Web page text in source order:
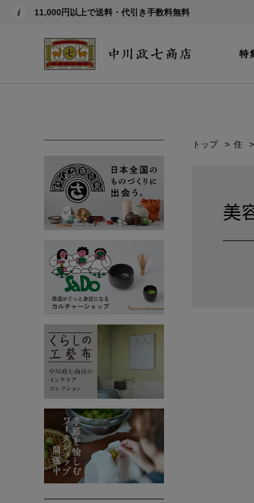
11,000円以上で送料・代引き手数料無料
特
トップ 住
美